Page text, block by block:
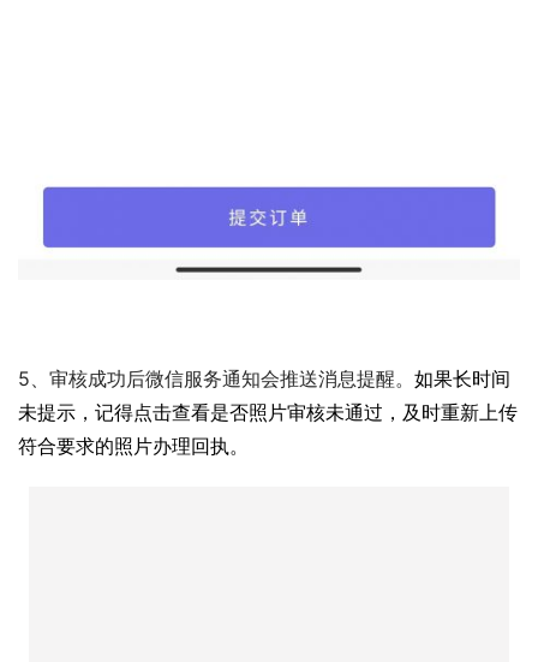
5、审核成功后微信服务通知会推送消息提醒。 如果长时间
未提示，记得点击查看是否照片审核未通过，及时重新上传
符合要求的照片办理回执。